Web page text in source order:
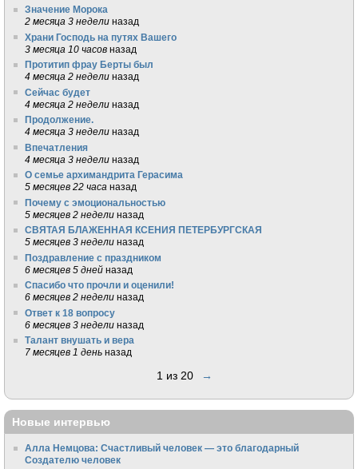
Значение Морока
2 месяца 3 недели назад
Храни Господь на путях Вашего
3 месяца 10 часов назад
Протитип фрау Берты был
4 месяца 2 недели назад
Сейчас будет
4 месяца 2 недели назад
Продолжение.
4 месяца 3 недели назад
Впечатления
4 месяца 3 недели назад
О семье архимандрита Герасима
5 месяцев 22 часа назад
Почему с эмоциональностью
5 месяцев 2 недели назад
СВЯТАЯ БЛАЖЕННАЯ КСЕНИЯ ПЕТЕРБУРГСКАЯ
5 месяцев 3 недели назад
Поздравление с праздником
6 месяцев 5 дней назад
Спасибо что прочли и оценили!
6 месяцев 2 недели назад
Ответ к 18 вопросу
6 месяцев 3 недели назад
Талант внушать и вера
7 месяцев 1 день назад
1 из 20 →
Новые интервью
Алла Немцова: Счастливый человек — это благодарный
Создателю человек